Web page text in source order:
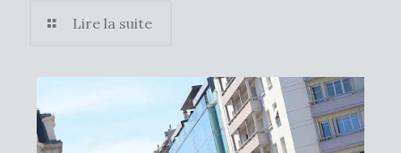
Lire la suite